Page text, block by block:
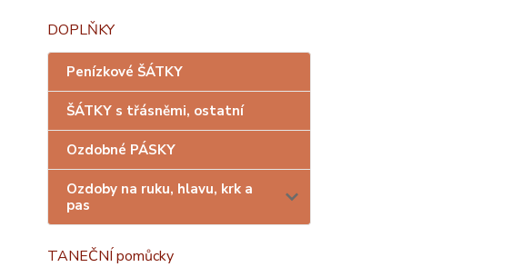
DOPLŇKY
Penízkové ŠÁTKY
ŠÁTKY s třásněmi, ostatní
Ozdobné PÁSKY
Ozdoby na ruku, hlavu, krk a
pas
TANEČNÍ pomůcky